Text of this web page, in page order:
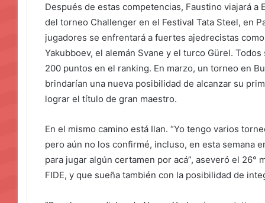
Después de estas competencias, Faustino viajará
del torneo Challenger en el Festival Tata Steel, en
jugadores se enfrentará a fuertes ajedrecistas
Yakubboev, el alemán Svane y el turco Gürel.
200 puntos en el ranking. En marzo, un torneo en
brindarían una nueva posibilidad de alcanzar su
lograr el título de gran maestro.
En el mismo camino está Ilan. “Yo tengo varios
pero aún no los confirmé, incluso, en esta semana
para jugar algún certamen por acá”, aseveró el
FIDE, y que sueña también con la posibilidad de